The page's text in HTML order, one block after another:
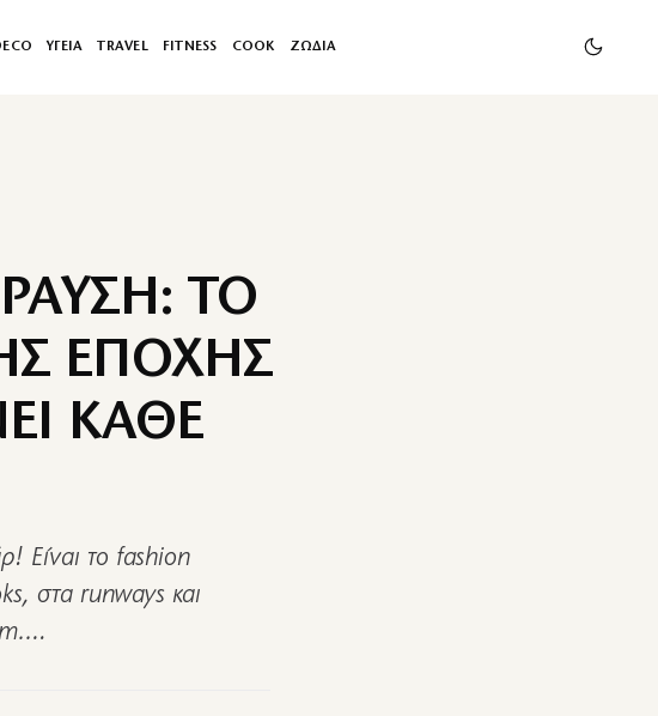
ΥΓΕΙΑ TRAVEL FITNESS COOK ΖΩΔΙΑ
ΤΟ
ΕΠΟΧΗΣ
ΚΑΘΕ
Είναι το fashion
στα runways και